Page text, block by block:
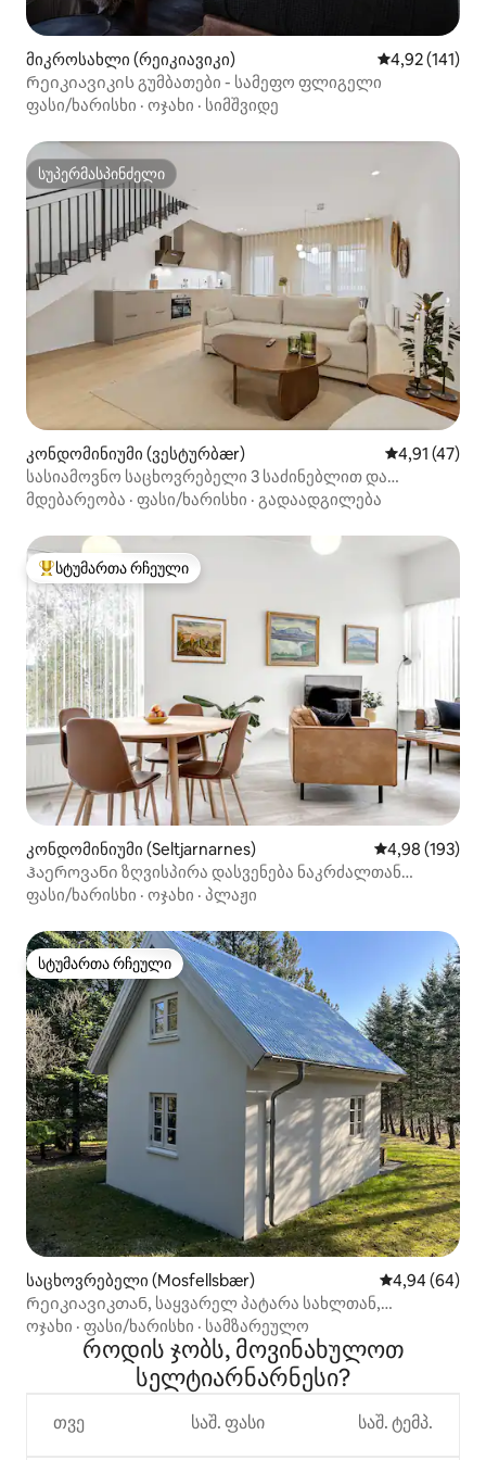
მიკროსახლი (რეიკიავიკი) საშუალო
4,92 (141)
Რეიკიავიკის გუმბათები - სამეფო ფლიგელი
ფასი/ხარისხი · ოჯახი · სიმშვიდე
სუპერმასპინძელი
სუპერმასპინძელი
კონდომინიუმი (ვესტურბær) საშუალო
4,91 (47)
სასიამოვნო საცხოვრებელი 3 საძინებლით და
2 სააბაზანოთი — უფასო პარკინგი
მდებარეობა · ფასი/ხარისხი · გადაადგილება
სტუმართა რჩეული მოწინავე ვარიანტი
სტუმართა რჩეული
კონდომინიუმი (Seltjarnarnes) საშუალო
4,98 (193)
Ჰაეროვანი ზღვისპირა დასვენება ნაკრძალთან
ახლოს
ფასი/ხარისხი · ოჯახი · პლაჟი
სტუმართა რჩეული
სტუმართა რჩეული
საცხოვრებელი (Mosfellsbær) საშუალო
4,94 (64)
Რეიკიავიკთან, საყვარელ პატარა სახლთან,
ჰიდრომასაჟიან აუზთან ახლოს
ოჯახი · ფასი/ხარისხი · სამზარეულო
როდის ჯობს, მოვინახულოთ
სელტიარნარნესი?
თვე საშ. ფასი საშ. ტემპ.